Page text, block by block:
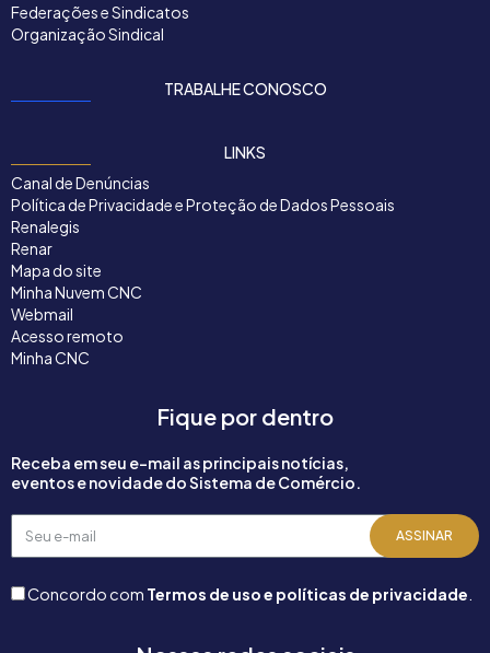
Federações e Sindicatos
Organização Sindical
TRABALHE CONOSCO
LINKS
Canal de Denúncias
Política de Privacidade e Proteção de Dados Pessoais
Renalegis
Renar
Mapa do site
Minha Nuvem CNC
Webmail
Acesso remoto
Minha CNC
Fique por dentro
Receba em seu e-mail as principais notícias,
eventos e novidade do Sistema de Comércio.
Seu
e-
ASSINAR
Concordo com Termos de uso e políticas de privacidade